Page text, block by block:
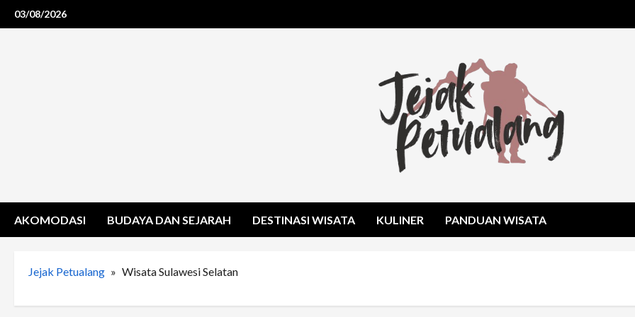
Skip
to
03/08/2026
AKOMODASI BUDAYA DAN SEJARAH DESTINASI WISATA KULINER PANDUAN WISATA
Jejak Petualang » Wisata Sulawesi Selatan